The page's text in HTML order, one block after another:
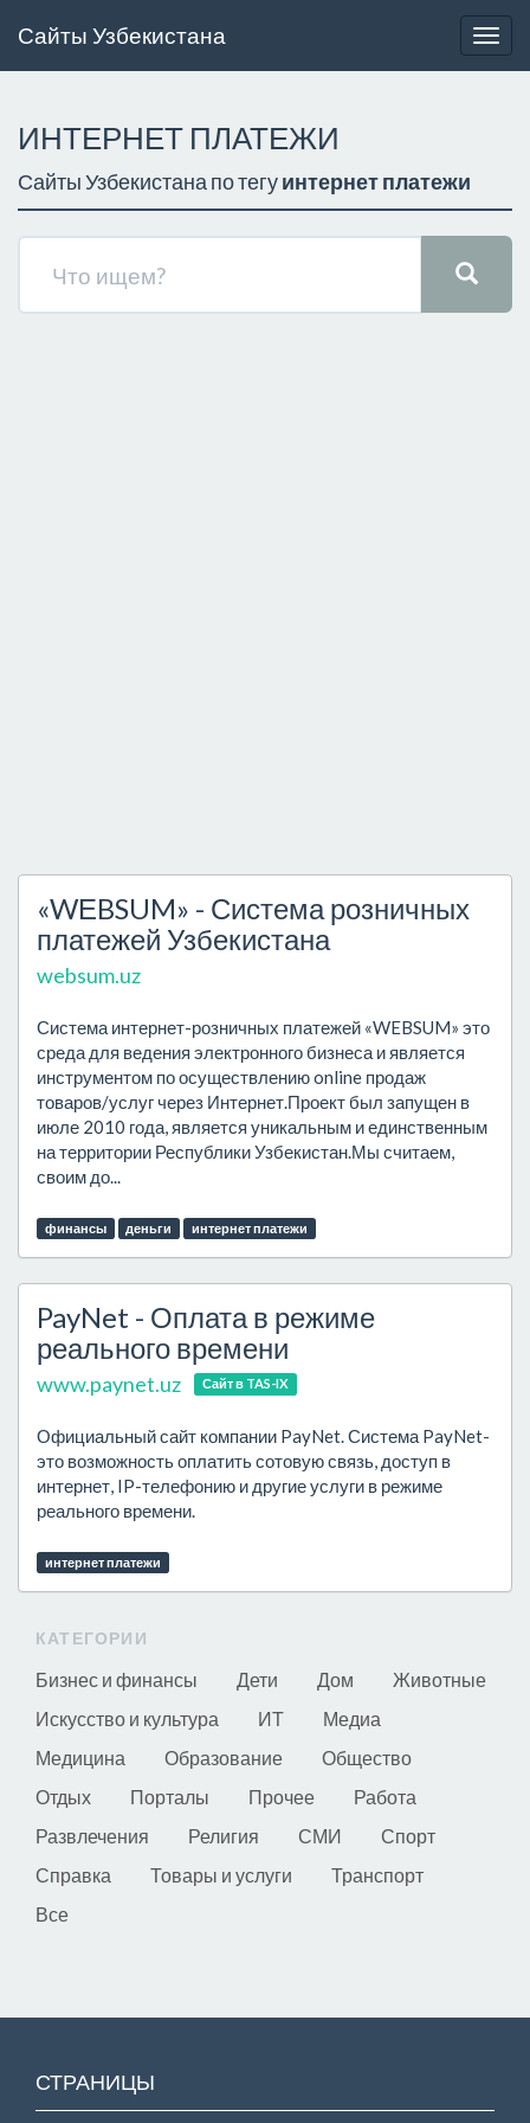
Сайты Узбекистана
ИНТЕРНЕТ ПЛАТЕЖИ
Сайты Узбекистана по тегуинтернет платежи
«WЕBSUM» - Система розничных
платежей Узбекистана
websum.uz
Система интернет-розничных платежей «WEBSUM» это
среда для ведения электронного бизнеса и является
инструментом по осуществлению online продаж
товаров/услуг через Интернет.Проект был запущен в
июле 2010 года, является уникальным и единственным
на территории Республики Узбекистан.Мы считаем,
своим до...
финансы деньги интернет платежи
PayNet - Оплата в режиме
реального времени
www.paynet.uz Сайт в TAS-IX
Официальный сайт компании PayNet. Система PayNet-
это возможность оплатить сотовую связь, доступ в
интернет, IP-телефонию и другие услуги в режиме
реального времени.
интернет платежи
КАТЕГОРИИ
Бизнес и финансы Дети Дом
Животные
Искусство и культура
ИТ
Медиа
Медицина
Образование
Общество
Отдых
Порталы Прочее
Работа
Развлечения
Религия СМИ
Спорт
Справка
Товары и услуги
Транспорт
Все
СТРАНИЦЫ